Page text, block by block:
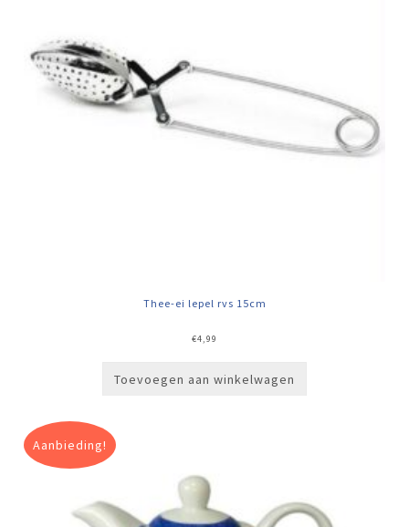
Thee-ei lepel rvs 15cm
€4,99
Toevoegen aan winkelwagen
Aanbieding!